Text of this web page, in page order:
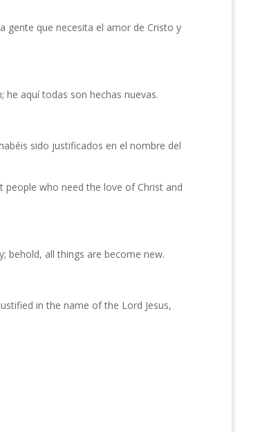
gente que necesita el amor de Cristo y
he aquí todas son hechas nuevas.
sido justificados en el nombre del
who need the love of Christ and
behold, all things are become new.
in the name of the Lord Jesus,